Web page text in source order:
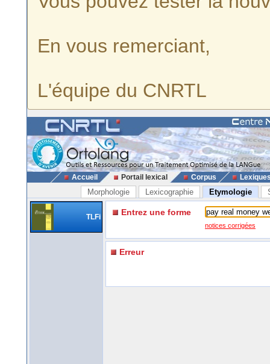
En vous remerciant,
L'équipe du CNRTL
Accueil Portail lexical Corpus
Morphologie Lexicographie Etymologie
TLFi Entrez une forme
notices corrigées
Erreur